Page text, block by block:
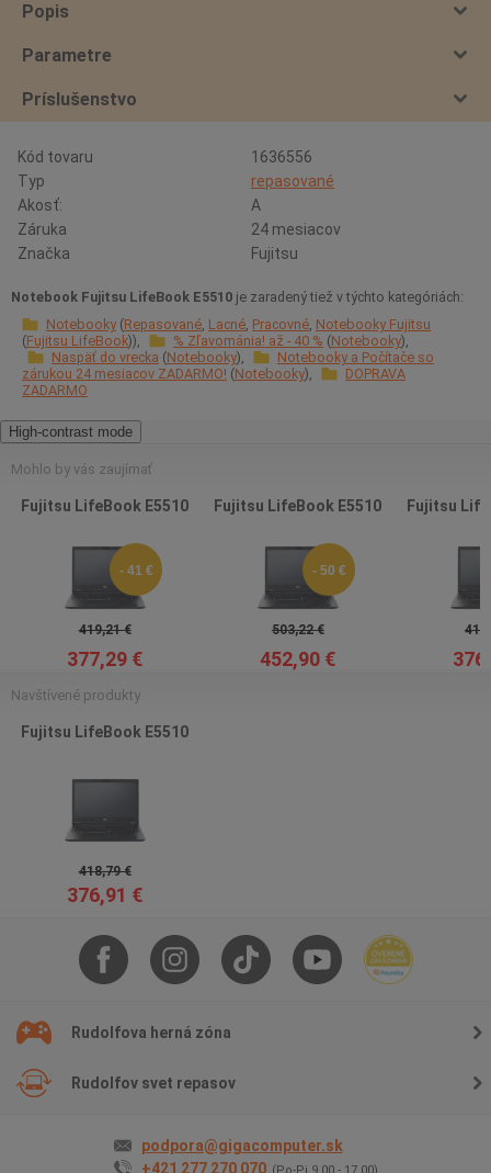
Popis
Parametre
Príslušenstvo
Kód tovaru
1636556
Typ
repasované
Akosť:
A
Záruka
24 mesiacov
Značka
Fujitsu
Notebook Fujitsu LifeBook E5510 je zaradený tiež v týchto kategóriách:
Notebooky Repasované Lacné Pracovné Notebooky Fujitsu
Fujitsu LifeBook
% Zľavománia! až - 40 % Notebooky
Naspäť do vrecka Notebooky
Notebooky a Počítače so
zárukou 24 mesiacov ZADARMO! Notebooky
DOPRAVA
ZADARMO
High-contrast mode
Mohlo by vás zaujímať
Fujitsu LifeBook E5510
- 41 €
419,21 €
377,29 €
Fujitsu LifeBook E5510
- 50 €
503,22 €
452,90 €
Fujitsu
Navštívené produkty
Fujitsu LifeBook E5510
418,79 €
376,91 €
Rudolfova herná zóna
Rudolfov svet repasov
podpora@gigacomputer.sk
+421 277 270 070